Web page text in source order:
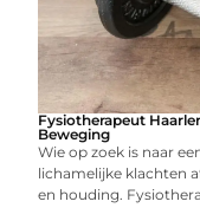
Fysiotherapeut
Beweging
Wie op zoek is naar
lichamelijke klachten
en houding.